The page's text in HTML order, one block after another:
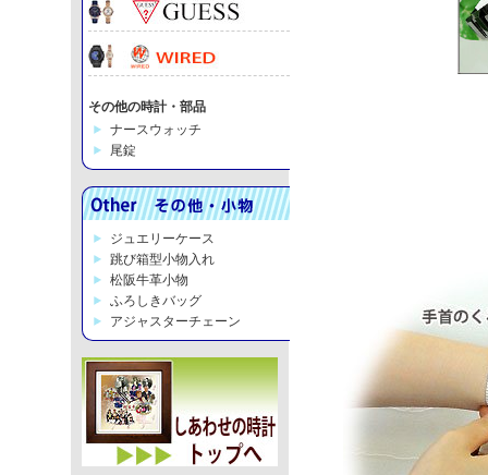
その他の時計・部品
ナースウォッチ
尾錠
ジュエリーケース
跳び箱型小物入れ
松阪牛革小物
ふろしきバッグ
アジャスターチェーン